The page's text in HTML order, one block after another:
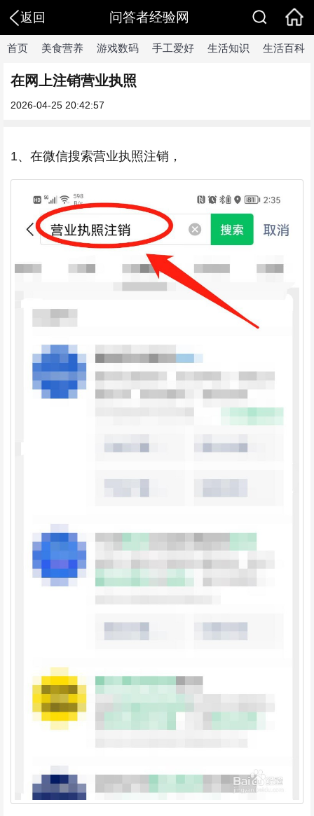
返回 问答者经验网
首页 美食营养 游戏数码 手工爱好 生活知识 生活百科
在网上注销营业执照
2026-04-25 20:42:57
1、在微信搜索营业执照注销，